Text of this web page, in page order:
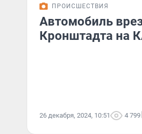
ПРОИСШЕСТВИЯ
Автомобиль
Кронштадта на
26 декабря, 2024, 10:51 4 799